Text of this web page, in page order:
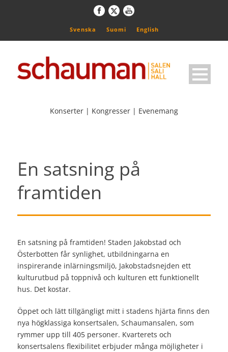
Svenska Suomi English
Konserter | Kongresser | Evenemang
En satsning på
framtiden
En satsning på framtiden! Staden Jakobstad och
Österbotten får synlighet, utbildningarna en
inspirerande inlärningsmiljö, Jakobstadsnejden ett
kulturutbud på toppnivå och kulturen ett funktionellt
hus. Det kostar.
Öppet och lätt tillgängligt mitt i stadens hjärta finns den
nya högklassiga konsertsalen, Schaumansalen, som
rymmer upp till 405 personer. Kvarterets och
konsertsalens flexibilitet erbjuder många möjligheter i